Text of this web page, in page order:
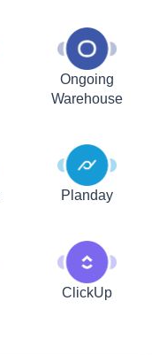
Ongoing
Warehouse
Planday
ClickUp